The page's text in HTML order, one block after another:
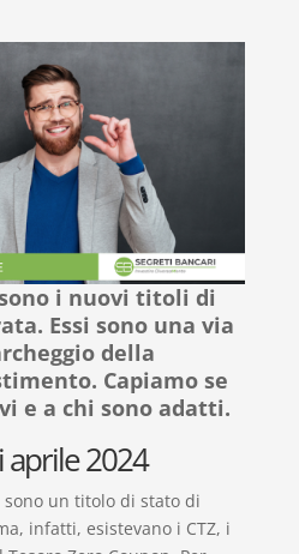
i nuovi titoli di
Essi sono una via
della
Capiamo se
e a chi sono adatti.
aprile 2024
sono un titolo di stato di
infatti, esistevano i CTZ, i